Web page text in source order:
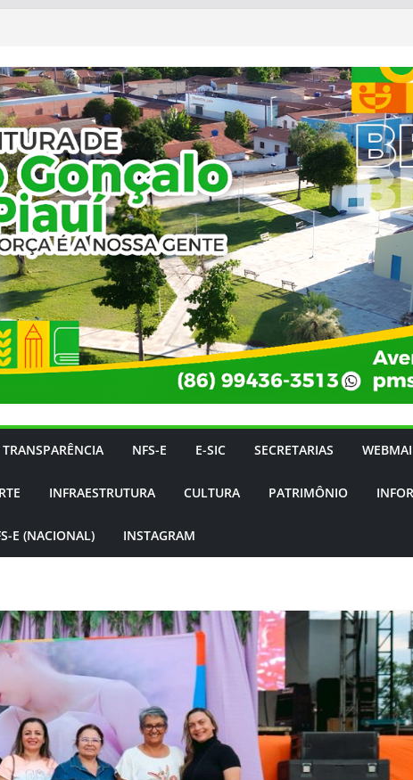
TRANSPARÊNCIA NFS-E E-SIC SECRETARIAS
INFRAESTRUTURA CULTURA PATRIMÔNIO
E (NACIONAL) INSTAGRAM